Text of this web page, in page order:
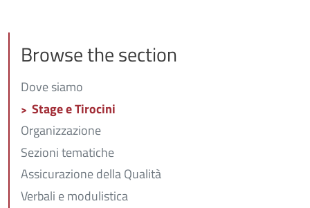
Browse the section
Dove siamo
Stage e Tirocini
Organizzazione
Sezioni tematiche
Assicurazione della Qualità
Verbali e modulistica